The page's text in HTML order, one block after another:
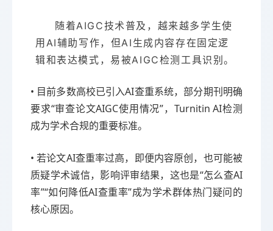
随着AIGC技术普及，越来越多学生使
用AI辅助写作，但AI生成内容存在固定逻
辑和表达模式，易被AIGC检测工具识别。
• 目前多数高校已引入AI查重系统，部分期刊明确
要求“审查论文AIGC使用情况”，Turnitin AI检测
成为学术合规的重要标准。
• 若论文AI查重率过高，即便内容原创，也可能被
质疑学术诚信，影响评审结果，这也是“怎么查AI
率”“如何降低AI查重率”成为学术群体热门疑问的
核心原因。